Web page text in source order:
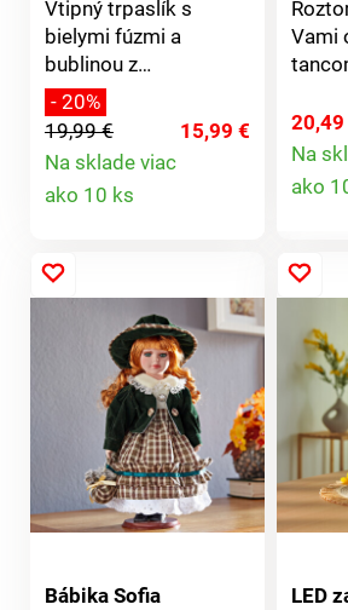
Vtipný trpaslík s
bielymi fúzmi a
bublinou z
krakelovaného skla,
ktorá sa rozžiari,
akonáhle zapadne
slnko. Solárny pohon.
Sklenená bublina je z
Odolné voči počasiu.
Gainsborough.
- 20%
19,99 €
15,99 €
Na sklade viac
ako 10 ks
Vami
tvári.
20,49
Na
ako
Bábika Sofia LED